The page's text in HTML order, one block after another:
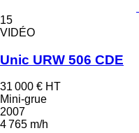
15
VIDÉO
Unic URW 506 CDE
31 000 € HT
Mini-grue
2007
4 765 m/h